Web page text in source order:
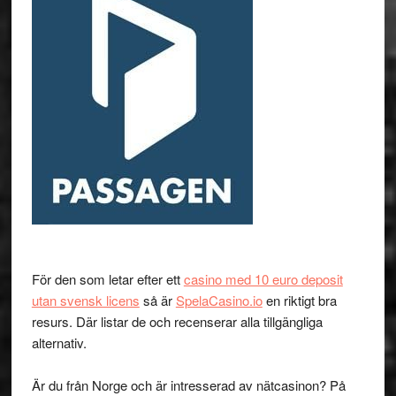
För den som letar efter ettcasino med 10 euro deposit
utan svensk licens så ärSpelaCasino.ioen riktigt bra
resurs. Där listar de och recenserar alla tillgängliga
alternativ.
Är du från Norge och är intresserad av nätcasinon? På